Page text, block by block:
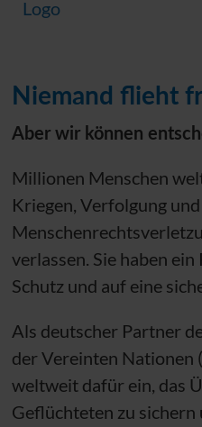
Niemand flieht
Aber wir können
Millionen Menschen
Kriegen, Verfolgung und
verlassen. Sie haben
Schutz und auf eine
Als deutscher Partner
der Vereinten Nationen (
weltweit dafür ein, das
Geflüchteten zu